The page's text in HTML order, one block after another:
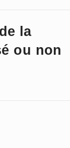
la
ou non